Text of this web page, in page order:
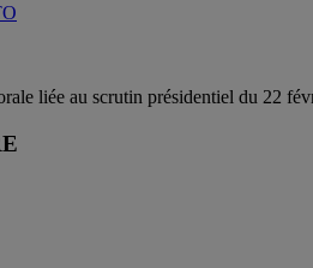
liée au scrutin présidentiel du 22